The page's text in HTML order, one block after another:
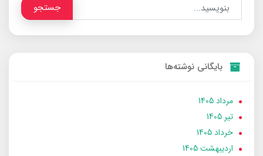
جستجو
بایگانی نوشته‌ها
مرداد 1405
تير 1405
خرداد 1405
ارديبهشت 1405